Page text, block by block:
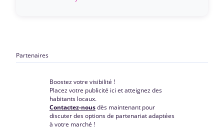
Partenaires
Boostez votre visibilité !
Placez votre publicité ici et atteignez des
habitants locaux.
Contactez-nousdès maintenant pour
discuter des options de partenariat adaptées
à votre marché !